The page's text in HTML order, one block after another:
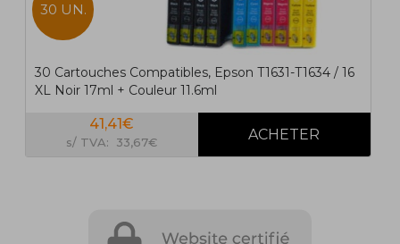
30 UN.
30 Cartouches Compatibles, Epson T1631-T1634 / 16
XL Noir 17ml + Couleur 11.6ml
41,41€
s/ TVA: 33,67€